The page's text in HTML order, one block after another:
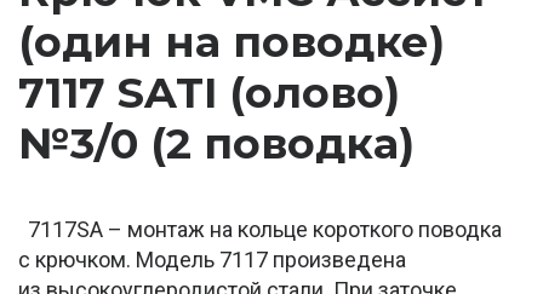
(один на поводке)
7117 SATI (олово)
№3/0 (2 поводка)
7117SA – монтаж на кольце короткого поводка
с крючком. Модель 7117 произведена